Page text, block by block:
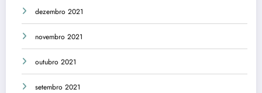
dezembro 2021
novembro 2021
outubro 2021
setembro 2021